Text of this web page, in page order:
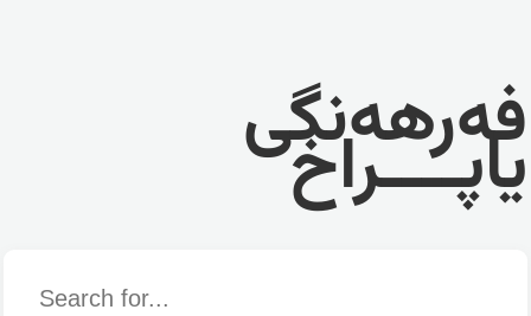
فەرهەنگی
یاپــــراخ
Word